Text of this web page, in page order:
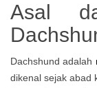
Asal
Dachshund adalah
dikenal sejak abad